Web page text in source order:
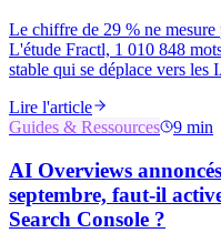
Le chiffre de 29 % ne mesure
L'étude Fractl, 1 010 848
stable qui se déplace vers les
Lire l'article
Guides & Ressources
9 min
AI Overviews
septembre, faut-il
Search Console ?